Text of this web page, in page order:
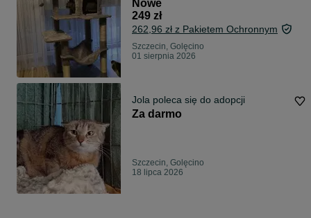
Nowe
249 zł
262,96 zł z Pakietem Ochronnym
Szczecin, Golęcino
01 sierpnia 2026
Jola poleca się do adopcji
Za darmo
Szczecin, Golęcino
18 lipca 2026